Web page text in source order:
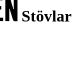
Stövlar